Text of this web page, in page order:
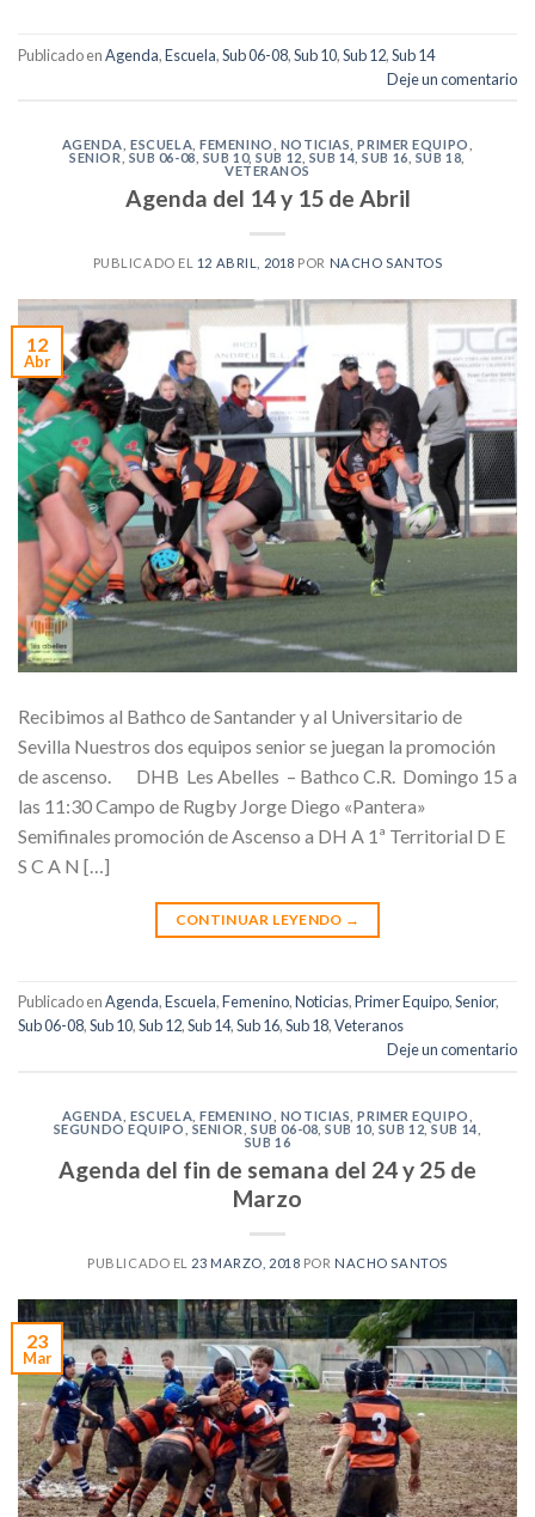
Publicado enAgenda,Escuela,Sub 06-08,Sub 10,Sub 12,Sub 14
Deje un comentario
AGENDA ,ESCUELA ,FEMENINO NOTICIAS ,PRIMER EQUIPO
SENIOR
SUB 06-08 SUB 10,SUB 12 SUB 14 ,SUB 16 SUB 18
VETERANOS
Agenda del 14 y 15 de Abril
PUBLICADO EL 12 ABRIL, 2018 POR NACHO SANTOS
12
Abr
Recibimos al Bathco de Santander y al Universitario de
Sevilla Nuestros dos equipos senior se juegan la promoción
de ascenso. DHB Les Abelles – Bathco C.R. Domingo 15 a
las 11:30 Campo de Rugby Jorge Diego «Pantera»
Semifinales promoción de Ascenso a DH A 1ª Territorial D E
S C A N […]
CONTINUAR LEYENDO →
Publicado enAgenda,Escuela,Femenino,Noticias,Primer Equipo,Senior,
Sub 06-08,Sub 10,Sub 12,Sub 14,Sub 16,Sub 18,Veteranos
Deje un comentario
AGENDA ,ESCUELA ,FEMENINO NOTICIAS ,PRIMER EQUIPO
SEGUNDO EQUIPO
SENIOR ,SUB 06-08 ,SUB 10, SUB 12 ,SUB 14
SUB 16
Agenda del fin de semana del 24 y 25 de
Marzo
PUBLICADO EL 23 MARZO, 2018 POR NACHO SANTOS
23
Mar